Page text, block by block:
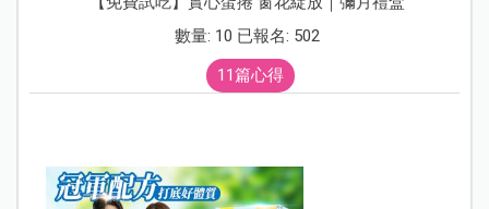
數量: 10 已報名: 502
11篇心得